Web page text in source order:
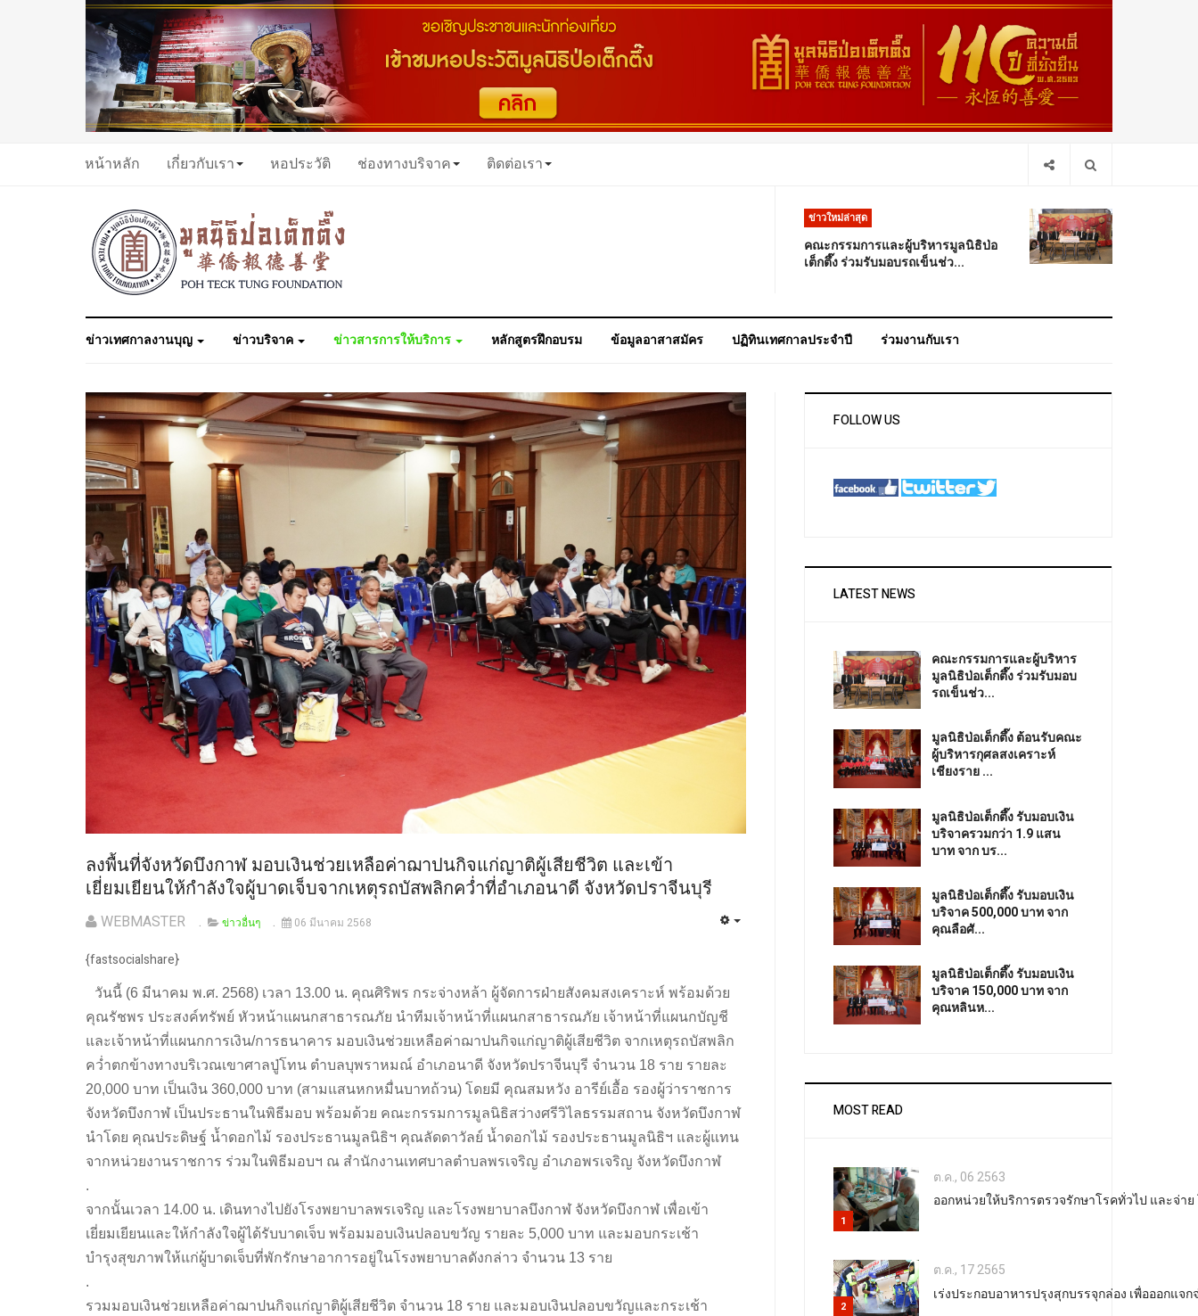
หน้าหลัก เกี่ยวกับเรา หอประวัติ ช่องทางบริจาค ติดต่อเรา
ข่าวใหม่ล่าสุด
คณะกรรมการและผู้บริหารมูลนิธิป่อ
เต็กตึ๊ง ร่วมรับมอบรถเข็นช่ว...
ข่าวเทศกาลงานบุญ ข่าวบริจาค ข่าวสารการให้บริการ หลักสูตรฝึกอบรม ข้อมูลอาสาสมัคร ปฏิทินเทศกาลประจำปี ร่วมงานกับเรา
ลงพื้นที่จังหวัดบึงกาฬ มอบเงินช่วยเหลือค่าฌาปนกิจแก่ญาติผู้เสียชีวิต และเข้า
เยี่ยมเยียนให้กำลังใจผู้บาดเจ็บจากเหตุรถบัสพลิกคว่ำที่อำเภอนาดี จังหวัดปราจีนบุรี
WEBMASTER ข่าวอื่นๆ 06 มีนาคม 2568
{fastsocialshare}
วันนี้ (6 มีนาคม พ.ศ. 2568) เวลา 13.00 น. คุณศิริพร กระจ่างหล้า ผู้จัดการฝ่ายสังคมสงเคราะห์ พร้อมด้วย
คุณรัชพร ประสงค์ทรัพย์ หัวหน้าแผนกสาธารณภัย นำทีมเจ้าหน้าที่แผนกสาธารณภัย เจ้าหน้าที่แผนกบัญชี
และเจ้าหน้าที่แผนกการเงิน/การธนาคาร มอบเงินช่วยเหลือค่าฌาปนกิจแก่ญาติผู้เสียชีวิต จากเหตุรถบัสพลิก
คว่ำตกข้างทางบริเวณเขาศาลปู่โทน ตำบลบุพราหมณ์ อำเภอนาดี จังหวัดปราจีนบุรี จำนวน 18 ราย รายละ
20,000 บาท เป็นเงิน 360,000 บาท (สามแสนหกหมื่นบาทถ้วน) โดยมี คุณสมหวัง อารีย์เอื้อ รองผู้ว่าราชการ
จังหวัดบึงกาฬ เป็นประธานในพิธีมอบ พร้อมด้วย คณะกรรมการมูลนิธิสว่างศรีวิไลธรรมสถาน จังหวัดบึงกาฬ
นำโดย คุณประดิษฐ์ น้ำดอกไม้ รองประธานมูลนิธิฯ คุณลัดดาวัลย์ น้ำดอกไม้ รองประธานมูลนิธิฯ และผู้แทน
จากหน่วยงานราชการ ร่วมในพิธีมอบฯ ณ สำนักงานเทศบาลตำบลพรเจริญ อำเภอพรเจริญ จังหวัดบึงกาฬ
.
จากนั้นเวลา 14.00 น. เดินทางไปยังโรงพยาบาลพรเจริญ และโรงพยาบาลบึงกาฬ จังหวัดบึงกาฬ เพื่อเข้า
เยี่ยมเยียนและให้กำลังใจผู้ได้รับบาดเจ็บ พร้อมมอบเงินปลอบขวัญ รายละ 5,000 บาท และมอบกระเช้า
บำรุงสุขภาพให้แก่ผู้บาดเจ็บที่พักรักษาอาการอยู่ในโรงพยาบาลดังกล่าว จำนวน 13 ราย
.
รวมมอบเงินช่วยเหลือค่าฌาปนกิจแก่ญาติผู้เสียชีวิต จำนวน 18 ราย และมอบเงินปลอบขวัญและกระเช้า
FOLLOW US
LATEST NEWS
คณะกรรมการและผู้บริหาร
มูลนิธิป่อเต็กตึ๊ง ร่วมรับมอบ
รถเข็นช่ว...
มูลนิธิป่อเต็กตึ๊ง ต้อนรับคณะ
ผู้บริหารกุศลสงเคราะห์
เชียงราย ...
มูลนิธิป่อเต็กตึ๊ง รับมอบเงิน
บริจาครวมกว่า 1.9 แสน
บาท จาก บร...
มูลนิธิป่อเต็กตึ๊ง รับมอบเงิน
บริจาค 500,000 บาท จาก
คุณลือศั...
มูลนิธิป่อเต็กตึ๊ง รับมอบเงิน
บริจาค 150,000 บาท จาก
คุณหลินห...
MOST READ
1
ต.ค., 06 2563
ออกหน่วยให้บริการตรวจรักษาโรคทั่วไป และจ่า
2
ต.ค., 17 2565
เร่งประกอบอาหารปรุงสุกบรรจุกล่อง เพื่อออกแ